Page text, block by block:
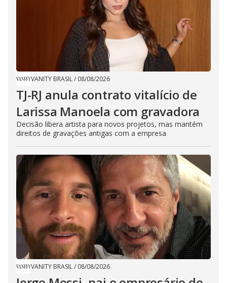
VANITY BRASIL/ 08/08/2026
TJ-RJ anula contrato vitalício de
Larissa Manoela com gravadora
Decisão libera artista para novos projetos, mas mantém
direitos de gravações antigas com a empresa
VANITY BRASIL/ 08/08/2026